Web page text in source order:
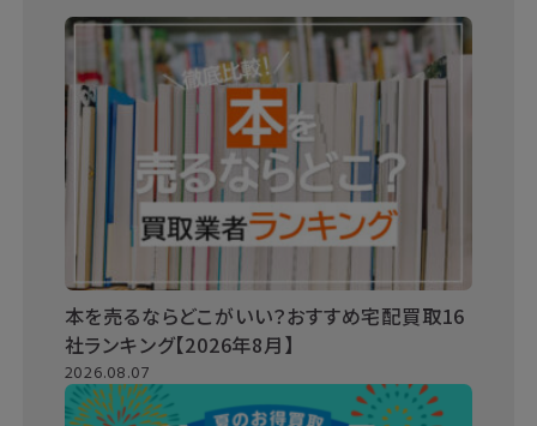
本を売るならどこがいい？おすすめ宅配買取16
社ランキング【2026年8月】
2026.08.07